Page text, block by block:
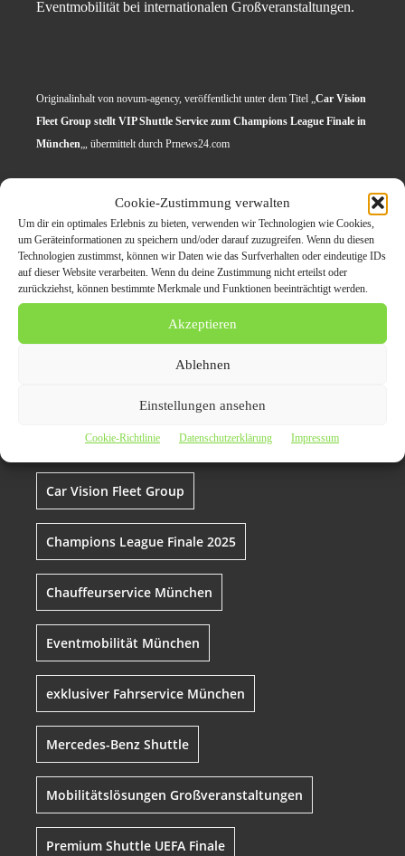
Cookie-Zustimmung verwalten
Um dir ein optimales Erlebnis zu bieten, verwenden wir Technologien wie Cookies,
um Geräteinformationen zu speichern und/oder darauf zuzugreifen. Wenn du diesen
Technologien zustimmst, können wir Daten wie das Surfverhalten oder eindeutige IDs
auf dieser Website verarbeiten. Wenn du deine Zustimmung nicht erteilst oder
zurückziehst, können bestimmte Merkmale und Funktionen beeinträchtigt werden.
Akzeptieren
Ablehnen
Einstellungen ansehen
Cookie-Richtlinie Datenschutzerklärung Impressum
Eventmobilität bei internationalen Großveranstaltungen.
Originalinhalt von novum-agency, veröffentlicht unter dem Titel „Car Vision
Fleet Group stellt VIP Shuttle Service zum Champions League Finale in
München„, übermittelt durch Prnews24.com
Themen zum Beitrag
Champions League Finale
in München: Car Vision
Fleet Group mit
maßgeschneidertem
Business Transfer München
Car Vision Fleet Group
Champions League Finale 2025
Chauffeurservice München
Eventmobilität München
exklusiver Fahrservice München
Mercedes-Benz Shuttle
Mobilitätslösungen Großveranstaltungen
Premium Shuttle UEFA Finale